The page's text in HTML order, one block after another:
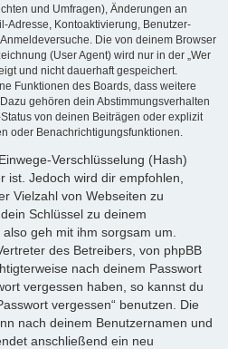
und Umfragen), Änderungen an
Adresse, Kontoaktivierung, Benutzer-
Die von deinem Browser
(User Agent) wird nur in der „Wer
und nicht dauerhaft gespeichert.
Funktionen des Boards, dass weitere
gehören dein Abstimmungsverhalten
von deinen Beiträgen oder explizit
oder Benachrichtigungsfunktionen.
Verschlüsselung (Hash)
ist. Jedoch wird dir empfohlen,
Vielzahl von Webseiten zu
Schlüssel zu deinem
geh mit ihm sorgsam um.
des Betreibers, von phpBB
nach deinem Passwort
vergessen haben, so kannst du
vergessen“ benutzen. Die
nach deinem Benutzernamen und
anschließend ein neu